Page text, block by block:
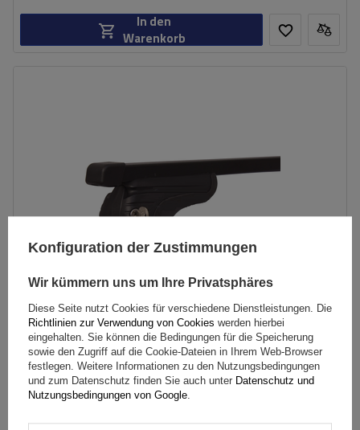
In den
Warenkorb
Mont Blanc AMC 5416 Stahldachträger
165,49 €inkl. MwSt
10. August
Konfiguration der Zustimmungen
Wir kümmern uns um Ihre Privatsphäres
Diese Seite nutzt Cookies für verschiedene Dienstleistungen. Die
Richtlinien zur Verwendung von Cookies werden hierbei
eingehalten. Sie können die Bedingungen für die Speicherung
sowie den Zugriff auf die Cookie-Dateien in Ihrem Web-Browser
festlegen. Weitere Informationen zu den Nutzungsbedingungen
und zum Datenschutz finden Sie auch unter Datenschutz und
Nutzungsbedingungen von Google